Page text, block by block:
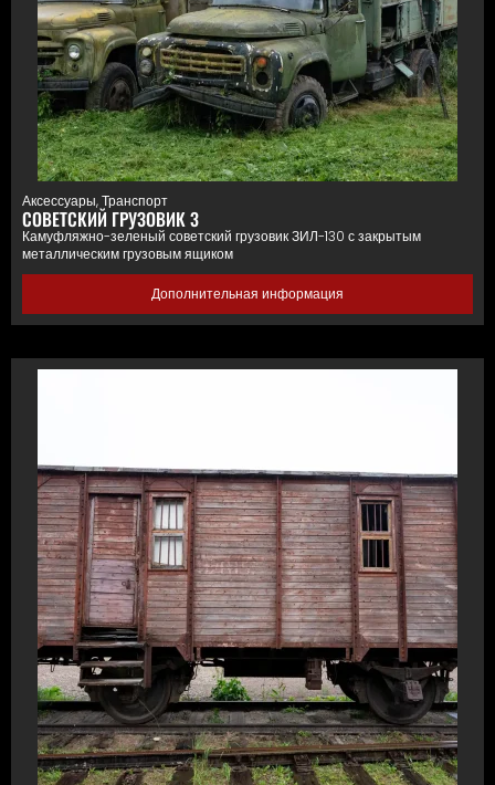
Аксессуары,Транспорт
СОВЕТСКИЙ ГРУЗОВИК 3
Камуфляжно-зеленый советский грузовик ЗИЛ-130 с закрытым
металлическим грузовым ящиком
Дополнительная информация